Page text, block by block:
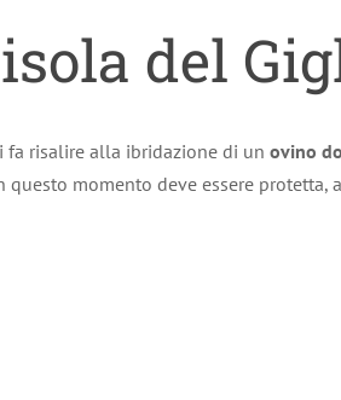
del
fa risalire alla ibridazione di un ovino
questo momento deve essere